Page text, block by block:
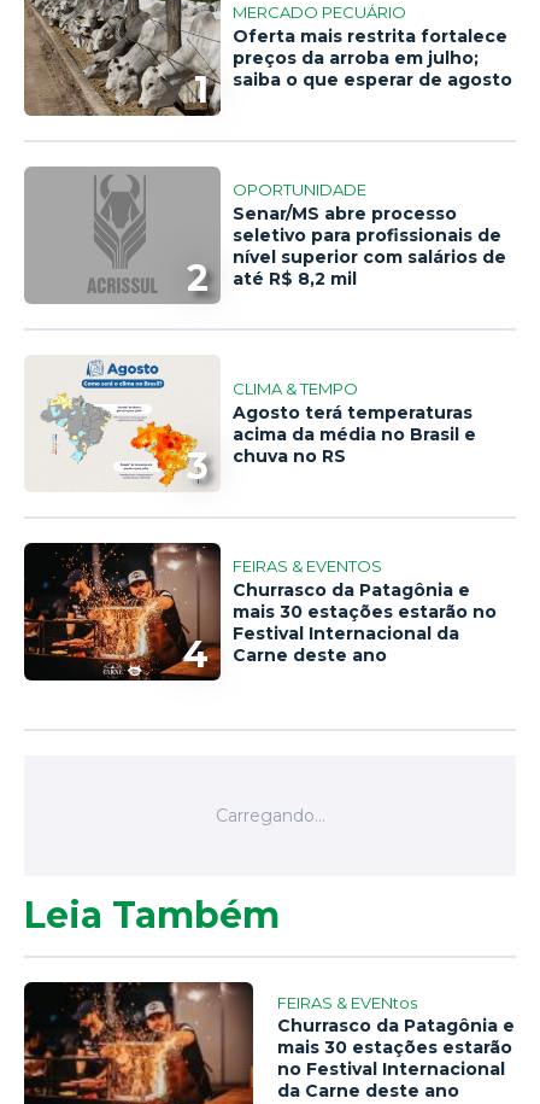
1
MERCADO PECUÁRIO
Oferta mais restrita fortalece
preços da arroba em julho;
saiba o que esperar de agosto
2
OPORTUNIDADE
Senar/MS abre processo
seletivo para profissionais de
nível superior com salários de
até R$ 8,2 mil
3
CLIMA & TEMPO
Agosto terá temperaturas
acima da média no Brasil e
chuva no RS
4
FEIRAS & EVENTOS
Churrasco da Patagônia e
mais 30 estações estarão no
Festival Internacional da
Carne deste ano
Leia Também
FEIRAS & EVENtos
Churrasco da Patagônia e
mais 30 estações estarão
no Festival Internacional
da Carne deste ano